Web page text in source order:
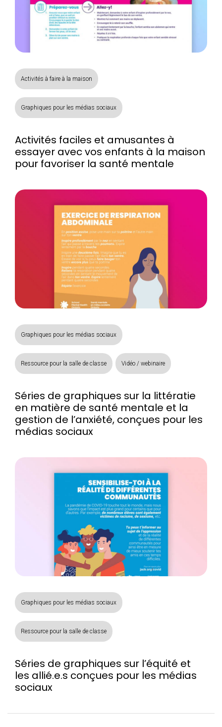
Activités à faire à la maison
Graphiques pour les médias sociaux
Activités faciles et amusantes à
essayer avec vos enfants à la maison
pour favoriser la santé mentale
Graphiques pour les médias sociaux
Ressource pour la salle de classe Vidéo / webinaire
Séries de graphiques sur la littératie
en matière de santé mentale et la
gestion de l’anxiété, conçues pour les
médias sociaux
Graphiques pour les médias sociaux
Ressource pour la salle de classe
Séries de graphiques sur l’équité et
les allié.e.s conçues pour les médias
sociaux